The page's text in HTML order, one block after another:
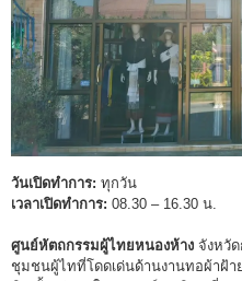
วันเปิดทำการ: ทุกวัน
เวลาเปิดทำการ: 08.30 – 16.30 น.
ศูนย์หัตถกรรมผู้ไทยหนองห้าง จังหวั
ชุมชนผู้ไทที่โดดเด่นด้านงานทอผ้าฝ้า